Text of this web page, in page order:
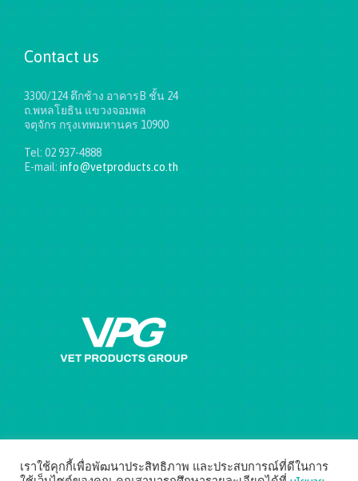
Contact us
3300/124 ตึกช้าง อาคารB ชั้น 24
ถ.พหลโยธิน แขวงจอมพล
จตุจักร กรุงเทพมหานคร 10900
Tel: 02 937-4888
E-mail: info@vetproducts.co.th
เราใช้คุกกี้เพื่อพัฒนาประสิทธิภาพ และประสบการณ์ที่ดีในการ